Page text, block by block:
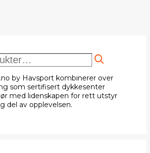
by Havsport kombinerer over
som sertifisert dykkesenter
med lidenskapen for rett utstyr
del av opplevelsen.